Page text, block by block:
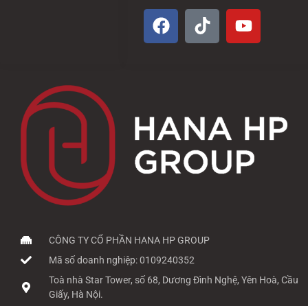
CÔNG TY CỔ PHẦN HANA HP GROUP
Mã số doanh nghiệp: 0109240352
Toà nhà Star Tower, số 68, Dương Đình Nghệ, Yên Hoà, Cầu
Giấy, Hà Nội.